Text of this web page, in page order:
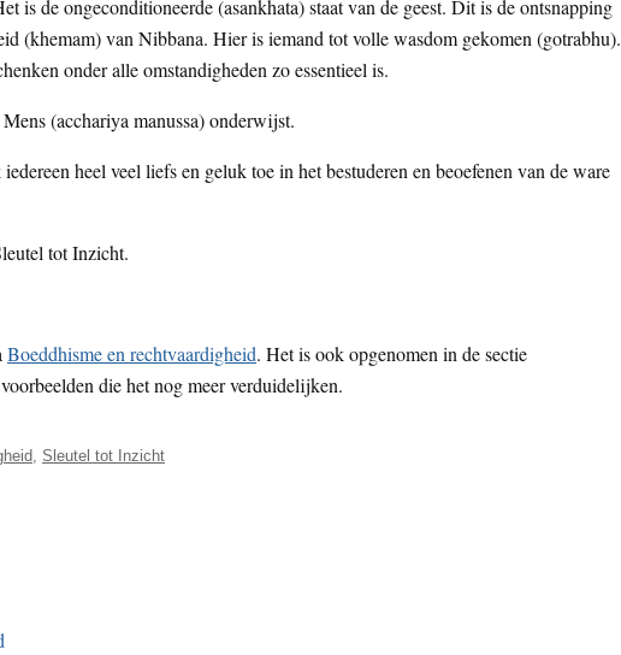
is de ongeconditioneerde (asankhata) staat van de geest. Dit is de ontsnapping
(khemam) van Nibbana. Hier is iemand tot volle wasdom gekomen (gotrabhu).
onder alle omstandigheden zo essentieel is.
(acchariya manussa) onderwijst.
heel veel liefs en geluk toe in het bestuderen en beoefenen van de ware
tot Inzicht.
Boeddhisme en rechtvaardigheid. Het is ook opgenomen in de sectie
die het nog meer verduidelijken.
, Sleutel tot Inzicht